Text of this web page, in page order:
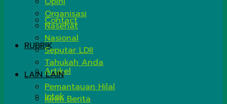
Contact
RUBRIK
Artikel
Iptek
Organisasi
Nasehat
Nasional
Seputar LDII
Tahukah Anda
LAIN LAIN
Pemantauan Hilal
Kirim Berita